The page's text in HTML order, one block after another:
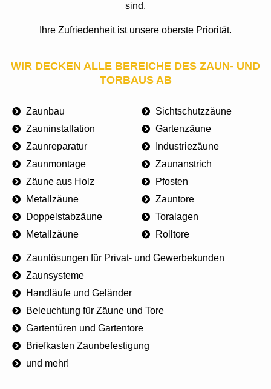
sind.
Ihre Zufriedenheit ist unsere oberste Priorität.
WIR DECKEN ALLE BEREICHE DES ZAUN- UND
TORBAUS AB
Zaunbau
Zauninstallation
Zaunreparatur
Zaunmontage
Zäune aus Holz
Metallzäune
Doppelstabzäune
Metallzäune
Sichtschutzzäune
Gartenzäune
Industriezäune
Zaunanstrich
Pfosten
Zauntore
Toralagen
Rolltore
Zaunlösungen für Privat- und Gewerbekunden
Zaunsysteme
Handläufe und Geländer
Beleuchtung für Zäune und Tore
Gartentüren und Gartentore
Briefkasten Zaunbefestigung
und mehr!